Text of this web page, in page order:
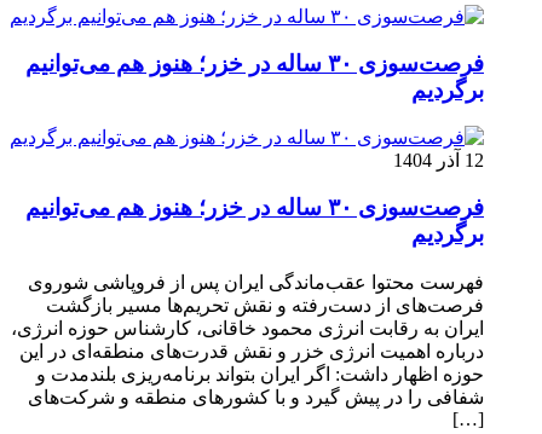
فرصت‌سوزی ۳۰ ساله در خزر؛ هنوز هم می‌توانیم
برگردیم
12 آذر 1404
فرصت‌سوزی ۳۰ ساله در خزر؛ هنوز هم می‌توانیم
برگردیم
فهرست محتوا عقب‌ماندگی ایران پس از فروپاشی شوروی
فرصت‌های از دست‌رفته و نقش تحریم‌ها مسیر بازگشت
ایران به رقابت انرژی محمود خاقانی، کارشناس حوزه انرژی،
درباره اهمیت انرژی خزر و نقش قدرت‌های منطقه‌ای در این
حوزه اظهار داشت: اگر ایران بتواند برنامه‌ریزی بلندمدت و
شفافی را در پیش گیرد و با کشورهای منطقه و شرکت‌های
[…]